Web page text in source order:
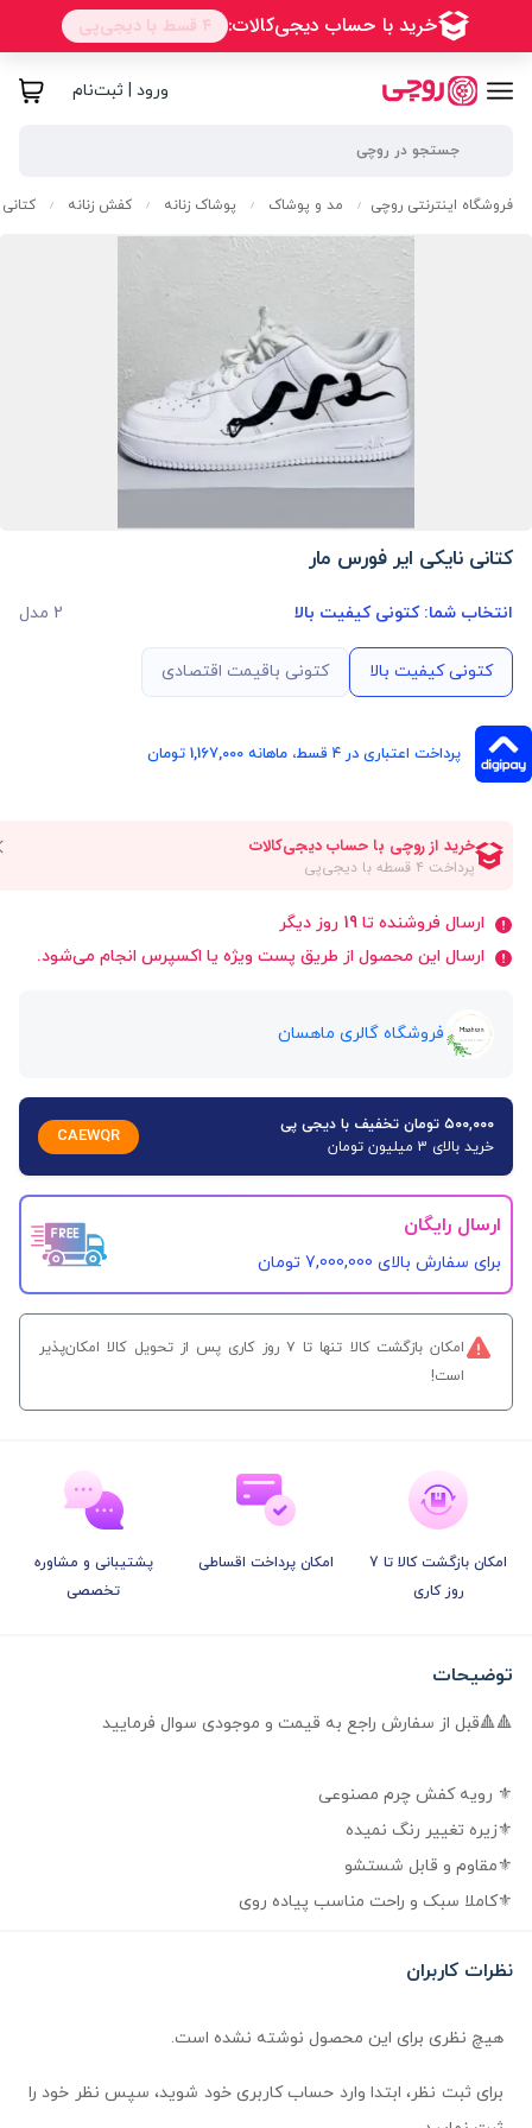
ورود | ثبت‌نام
فروشگاه اینترنتی روچی / مد و پوشاک / پوشاک زنانه / کفش زنانه / کتانی
کتانی نایکی ایر فورس مار
انتخاب شما:کتونی کیفیت بالا 2 مدل
کتونی کیفیت بالا کتونی باقیمت اقتصادی
پرداخت اعتباری در ۴ قسط، ماهانه 1,167,000 تومان
ارسال فروشنده تا 19 روز دیگر
ارسال این محصول از طریق پست ویژه یا اکسپرس انجام می‌شود.
فروشگاه گالری ماهسان
۵۰۰,۰۰۰ تومان تخفیف با دیجی پی
خرید بالای 3 میلیون تومان
CAEWQR
ارسال رایگان
برای سفارش‌ بالای 7,000,000 تومان
امکان بازگشت کالا تنها تا ۷ روز کاری پس از تحویل کالا امکان‌پذیر
است!
امکان بازگشت کالا تا 7
روز کاری
امکان پرداخت اقساطی
پشتیبانی و مشاوره
تخصصی
توضیحات
🔺️🔺قبل از سفارش راجع به قیمت و موجودی سوال فرمایید
⚜ رویه کفش چرم مصنوعی
⚜زیره تغییر رنگ نمیده
⚜مقاوم و قابل شستشو
⚜کاملا سبک و راحت مناسب پیاده روی
نظرات کاربران
هیچ نظری برای این محصول نوشته نشده است.
برای ثبت نظر، ابتدا وارد حساب کاربری خود شوید، سپس نظر خود را